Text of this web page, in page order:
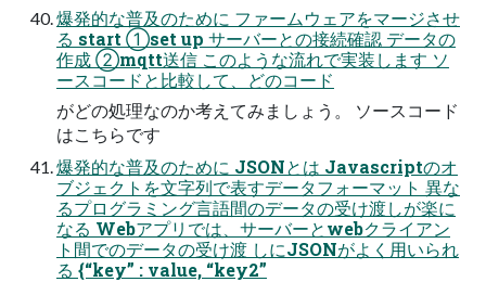
爆発的な普及のために ファームウェアをマージさせ
る start ①set up サーバーとの接続確認 データの
作成 ②mqtt送信 このような流れで実装します ソ
ースコードと比較して、どのコード
がどの処理なのか考えてみましょう。 ソースコード
はこちらです
爆発的な普及のために JSONとは Javascriptのオ
ブジェクトを文字列で表すデータフォーマット 異な
るプログラミング言語間のデータの受け渡しが楽に
なる Webアプリでは、サーバーとwebクライアン
ト間でのデータの受け渡 しにJSONがよく用いられ
る {“key” : value, “key2”